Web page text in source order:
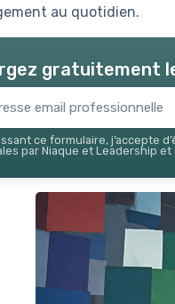
au quotidien.
gratuitement
ce formulaire, j’accepte
par Niaque et Leadership et